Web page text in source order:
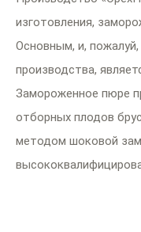
изготовления,
Основным, и,
производства,
Замороженное пюре
отборных плодов
методом шоковой